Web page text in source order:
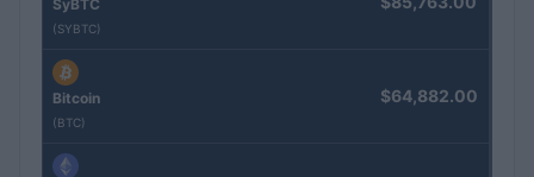
SyBTC
(SYBTC)
Bitcoin
(BTC)
$64,882.00